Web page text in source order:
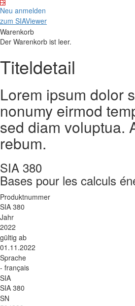
Neu anmelden
zum SIAViewer
Warenkorb
Der Warenkorb ist leer.
Titeldetail
Lorem ipsum dolor
nonumy eirmod
sed diam voluptua.
rebum.
SIA 380
Bases pour les calculs
Produktnummer
SIA 380
Jahr
2022
gültig ab
01.11.2022
Sprache
- français
SIA
SIA 380
SN